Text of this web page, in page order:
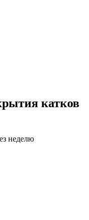
катков
неделю